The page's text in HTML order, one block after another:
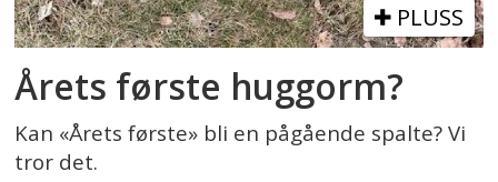
PLUSS
Årets første huggorm?
Kan «Årets første» bli en pågående spalte? Vi
tror det.